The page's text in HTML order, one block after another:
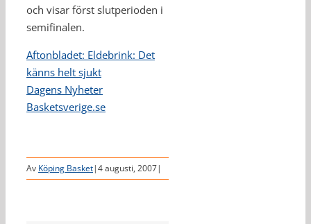
och visar först slutperioden i
semifinalen.
Aftonbladet: Eldebrink: Det
känns helt sjukt
Dagens Nyheter
Basketsverige.se
Av Köping Basket|4 augusti, 2007|